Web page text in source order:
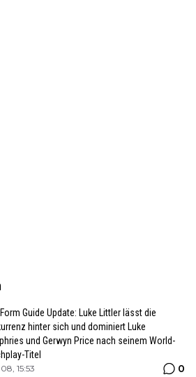
Form Guide Update: Luke Littler lässt die
hinter sich und dominiert Luke
und Gerwyn Price nach seinem World-
Titel
15:53 0